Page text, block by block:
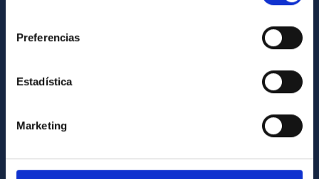
Preferencias
Estadística
Marketing
Igualdad y diversidad de género
Medio Ambiente y Sostenibilidad